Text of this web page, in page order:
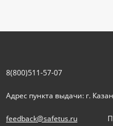
8(800)511-57-07
Адрес пункта выдачи: г.
feedback@safetus.ru